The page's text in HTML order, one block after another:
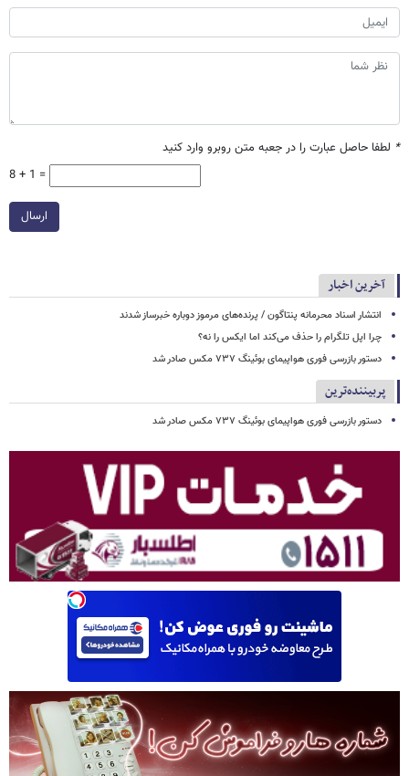
* لطفا حاصل عبارت را در جعبه متن روبرو وارد کنید
8 + 1 =
ارسال
آخرین اخبار
انتشار اسناد محرمانه پنتاگون / پرنده‌های مرموز دوباره خبرساز شدند
چرا اپل تلگرام را حذف می‌کند اما ایکس را نه؟
دستور بازرسی فوری هواپیمای بوئینگ ۷۳۷ مکس صادر شد
پربیننده‌ترین
دستور بازرسی فوری هواپیمای بوئینگ ۷۳۷ مکس صادر شد